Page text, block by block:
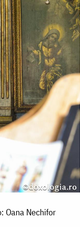
Oana Nechifor